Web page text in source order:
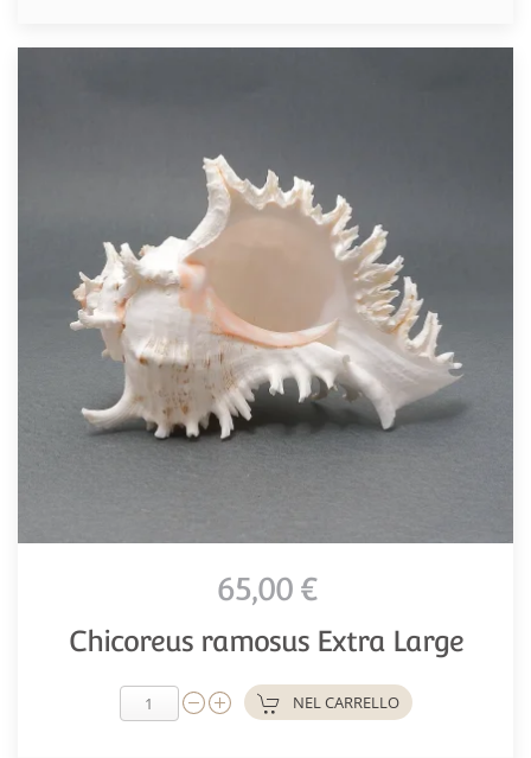
65,00 €
Chicoreus ramosus Extra Large
NEL CARRELLO